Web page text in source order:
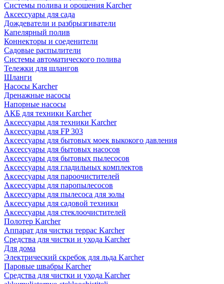
Системы полива и орошения Karcher
Аксессуары для сада
Дождеватели и разбрызгиватели
Капелярный полив
Коннекторы и соеденители
Садовые распылители
Системы автоматического полива
Тележки для шлангов
Шланги
Насосы Karcher
Дренажные насосы
Напорные насосы
АКБ для техники Karcher
Аксессуары для техники Karcher
Аксессуары для FP 303
Аксессуары для бытовых моек выкокого давления
Аксессуары для бытовых насосов
Аксессуары для бытовых пылесосов
Аксессуары для гладильных комплектов
Аксессуары для пароочистителей
Аксессуары для паропылесосов
Аксессуары для пылесоса для золы
Аксессуары для садовой техники
Аксессуары для стеклоочистителей
Полотер Karcher
Аппарат для чистки террас Karcher
Средства для чистки и ухода Karcher
Для дома
Электрический скребок для льда Karcher
Паровые швабры Karcher
Средства для чистки и ухода Karcher